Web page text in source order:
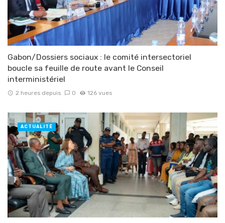
Gabon/Dossiers sociaux : le comité intersectoriel
boucle sa feuille de route avant le Conseil
interministériel
2 heures depuis 0 126 vues
ACTUALITÉ